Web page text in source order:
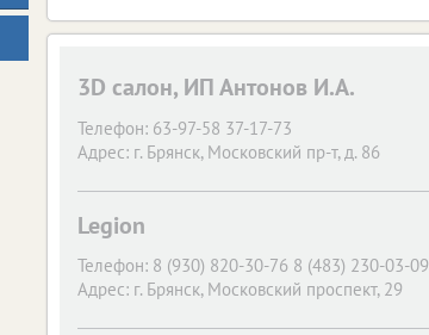
3D салон, ИП Антонов И.А.
Телефон: 63-97-58 37-17-73
Адрес: г. Брянск, Московский пр-т, д. 86
Legion
Телефон: 8 (930) 820-30-76 8 (483) 230-03-09
Адрес: г. Брянск, Московский проспект, 29